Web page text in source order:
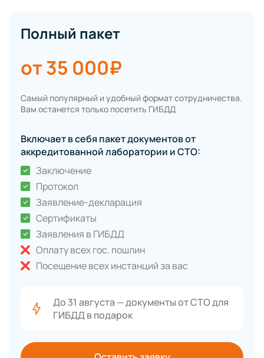
Полный пакет
от 35 000₽
Самый популярный и удобный формат сотрудничества.
Вам останется только посетить ГИБДД
Включает в себя пакет документов от
аккредитованной лаборатории и СТО:
Заключение
Протокол
Заявление-декларация
Сертификаты
Заявления в ГИБДД
Оплату всех гос. пошлин
Посещение всех инстанций за вас
До 31 августа — документы от СТО для
ГИБДД в подарок